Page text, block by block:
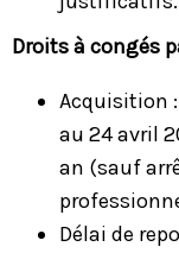
Droits à congés
Acquisition
au 24 avril
an (sauf
Délai de